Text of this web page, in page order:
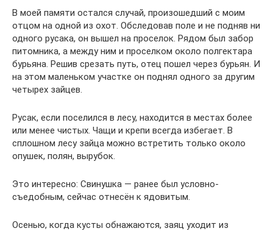
В моей памяти остался случай, произошедший с моим
отцом на одной из охот. Обследовав поле и не подняв ни
одного русака, он вышел на проселок. Рядом был забор
питомника, а между ним и проселком около полгектара
бурьяна. Решив срезать путь, отец пошел через бурьян. И
на этом маленьком участке он поднял одного за другим
четырех зайцев.
Русак, если поселился в лесу, находится в местах более
или менее чистых. Чащи и крепи всегда избегает. В
сплошном лесу зайца можно встретить только около
опушек, полян, вырубок.
Это интересно: Свинушка — ранее был условно-
съедобным, сейчас отнесён к ядовитым.
Осенью, когда кусты обнажаются, заяц уходит из